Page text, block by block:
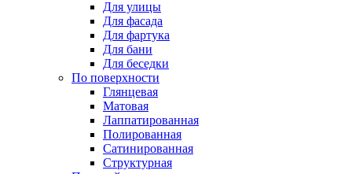
Для улицы
Для фасада
Для фартука
Для бани
Для беседки
По поверхности
Глянцевая
Матовая
Лаппатированная
Полированная
Сатинированная
Структурная